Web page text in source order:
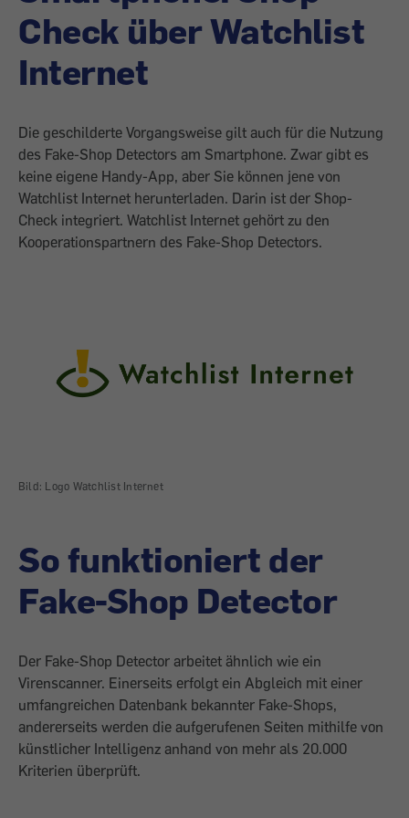
Check über Watchlist
Internet
Die geschilderte Vorgangsweise gilt auch für die Nutzung
des Fake-Shop Detectors am Smartphone. Zwar gibt es
keine eigene Handy-App, aber Sie können jene von
Watchlist Internet herunterladen. Darin ist der Shop-
Check integriert. Watchlist Internet gehört zu den
Kooperationspartnern des Fake-Shop Detectors.
Bild: Logo Watchlist Internet
So funktioniert der
Fake-Shop Detector
Der Fake-Shop Detector arbeitet ähnlich wie ein
Virenscanner. Einerseits erfolgt ein Abgleich mit einer
umfangreichen Datenbank bekannter Fake-Shops,
andererseits werden die aufgerufenen Seiten mithilfe von
künstlicher Intelligenz anhand von mehr als 20.000
Kriterien überprüft.